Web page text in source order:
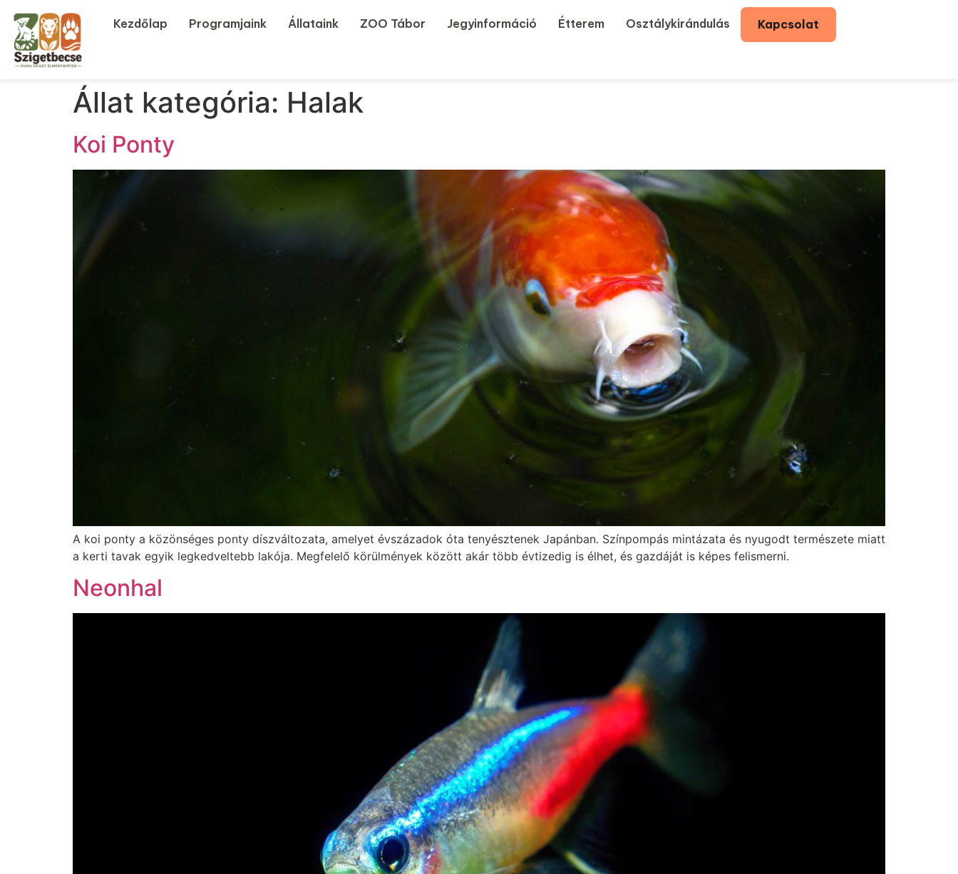
Kezdőlap Programjaink Állataink ZOO Tábor Jegyinformáció Étterem Osztálykirándulás Kapcsolat
Állat kategória:
Koi Ponty
A koi ponty a közönséges ponty díszváltozata, amelyet évszázadok óta tenyésztenek Japánban. Színpompás mintázata és nyugodt természete miatt
a kerti tavak egyik legkedveltebb lakója. Megfelelő körülmények között akár több évtizedig is élhet, és gazdáját is képes felismerni.
Neonhal